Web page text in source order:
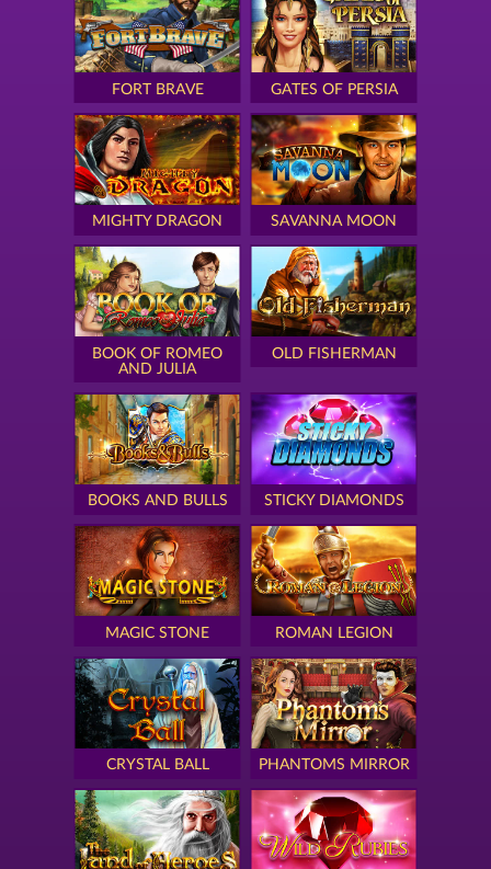
FORT BRAVE GATES OF PERSIA
MIGHTY DRAGON SAVANNA MOON
BOOK OF ROMEO
AND JULIA
OLD FISHERMAN
BOOKS AND BULLS STICKY DIAMONDS
MAGIC STONE ROMAN LEGION
CRYSTAL BALL PHANTOMS MIRROR